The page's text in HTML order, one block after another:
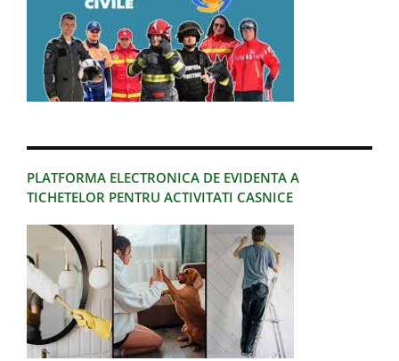
PLATFORMA ELECTRONICA DE EVIDENTA A
TICHETELOR PENTRU ACTIVITATI CASNICE